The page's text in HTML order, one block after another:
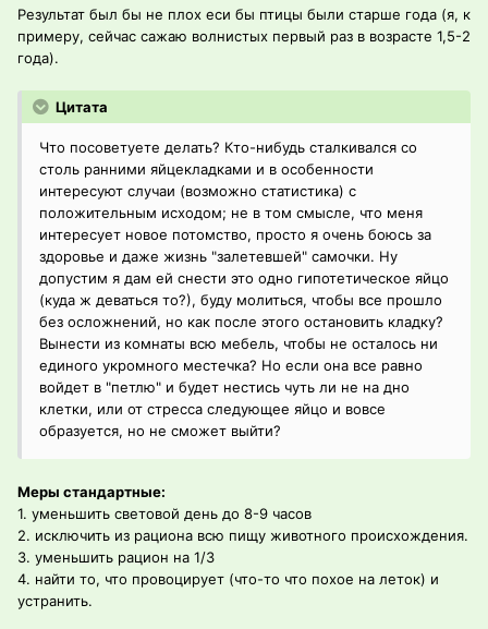
Результат был бы не плох еси бы птицы были старше года (я, к
примеру, сейчас сажаю волнистых первый раз в возрасте 1,5-2
года).
Цитата
Что посоветуете делать? Кто-нибудь сталкивался со
столь ранними яйцекладками и в особенности
интересуют случаи (возможно статистика) с
положительным исходом; не в том смысле, что меня
интересует новое потомство, просто я очень боюсь за
здоровье и даже жизнь "залетевшей" самочки. Ну
допустим я дам ей снести это одно гипотетическое яйцо
(куда ж деваться то?), буду молиться, чтобы все прошло
без осложнений, но как после этого остановить кладку?
Вынести из комнаты всю мебель, чтобы не осталось ни
единого укромного местечка? Но если она все равно
войдет в "петлю" и будет нестись чуть ли не на дно
клетки, или от стресса следующее яйцо и вовсе
образуется, но не сможет выйти?
Меры стандартные:
1. уменьшить световой день до 8-9 часов
2. исключить из рациона всю пищу животного происхождения.
3. уменьшить рацион на 1/3
4. найти то, что провоцирует (что-то что похое на леток) и
устранить.